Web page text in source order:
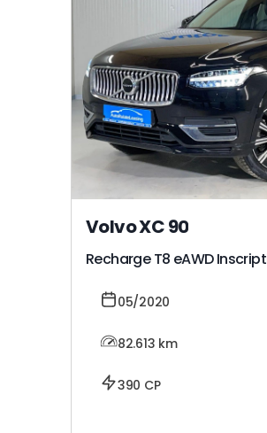
Volvo XC 90
Recharge T8 eAWD
05/2020
82.613 km
390 CP